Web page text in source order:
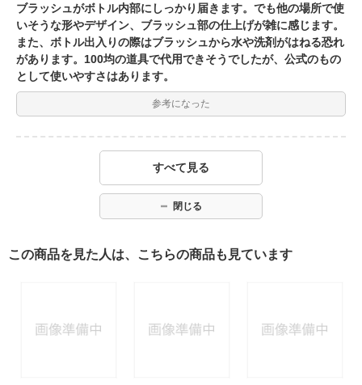
ブラッシュがボトル内部にしっかり届きます。でも他の場所で使
いそうな形やデザイン、ブラッシュ部の仕上げが雑に感じます。
また、ボトル出入りの際はブラッシュから水や洗剤がはねる恐れ
があります。100均の道具で代用できそうでしたが、公式のもの
として使いやすさはあります。
参考になった
すべて見る
閉じる
この商品を見た人は、こちらの商品も見ています